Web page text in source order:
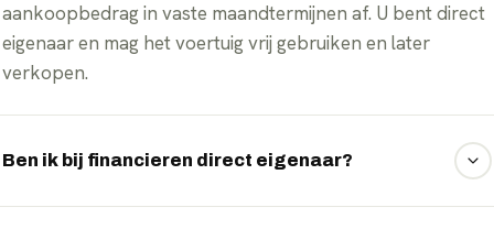
aankoopbedrag in vaste maandtermijnen af. U bent direct
eigenaar en mag het voertuig vrij gebruiken en later
verkopen.
Ben ik bij financieren direct eigenaar?